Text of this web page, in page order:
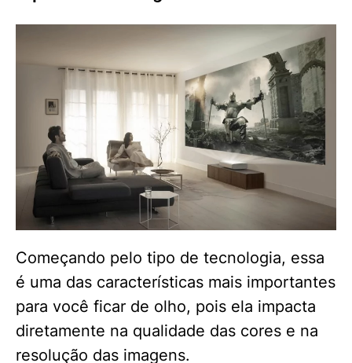
Começando pelo tipo de tecnologia, essa
é uma das características mais importantes
para você ficar de olho, pois ela impacta
diretamente na qualidade das cores e na
resolução das imagens.